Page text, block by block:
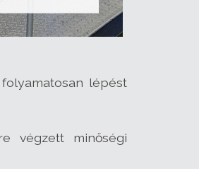
lépést
végzett minőségi